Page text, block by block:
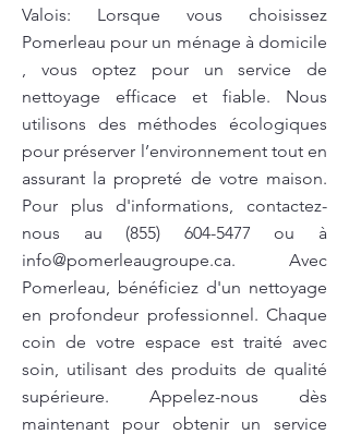
Valois: Lorsque vous choisissez
Pomerleau pour un ménage à domicile
, vous optez pour un service de
nettoyage efficace et fiable. Nous
utilisons des méthodes écologiques
pour préserver l’environnement tout en
assurant la propreté de votre maison.
Pour plus d'informations, contactez-
nous au (855) 604-5477 ou à
info@pomerleaugroupe.ca. Avec
Pomerleau, bénéficiez d'un nettoyage
en profondeur professionnel. Chaque
coin de votre espace est traité avec
soin, utilisant des produits de qualité
supérieure. Appelez-nous dès
maintenant pour obtenir un service